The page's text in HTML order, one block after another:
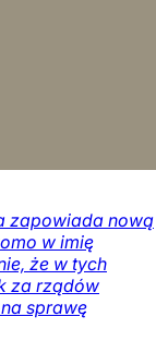
zapowiada nową
w imię
że w tych
za rządów
sprawę